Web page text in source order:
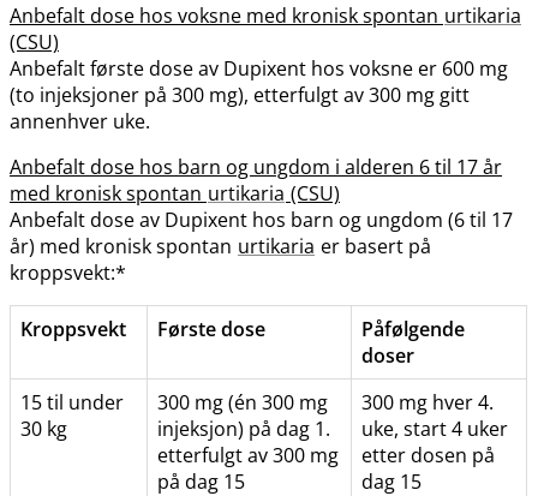
Anbefalt dose hos voksne med kronisk spontan urtikaria
(CSU)
Anbefalt første dose av Dupixent hos voksne er 600 mg
(to injeksjoner på 300 mg), etterfulgt av 300 mg gitt
annenhver uke.
Anbefalt dose hos barn og ungdom i alderen 6 til 17 år
med kronisk spontan urtikaria (CSU)
Anbefalt dose av Dupixent hos barn og ungdom (6 til 17
år) med kronisk spontan urtikaria er basert på
kroppsvekt:*
Kroppsvekt Første dose
Påfølgende
doser
15 til under
30 kg
300 mg (én 300 mg
injeksjon) på dag 1.
etterfulgt av 300 mg
på dag 15
300 mg hver 4.
uke, start 4 uker
etter dosen på
dag 15